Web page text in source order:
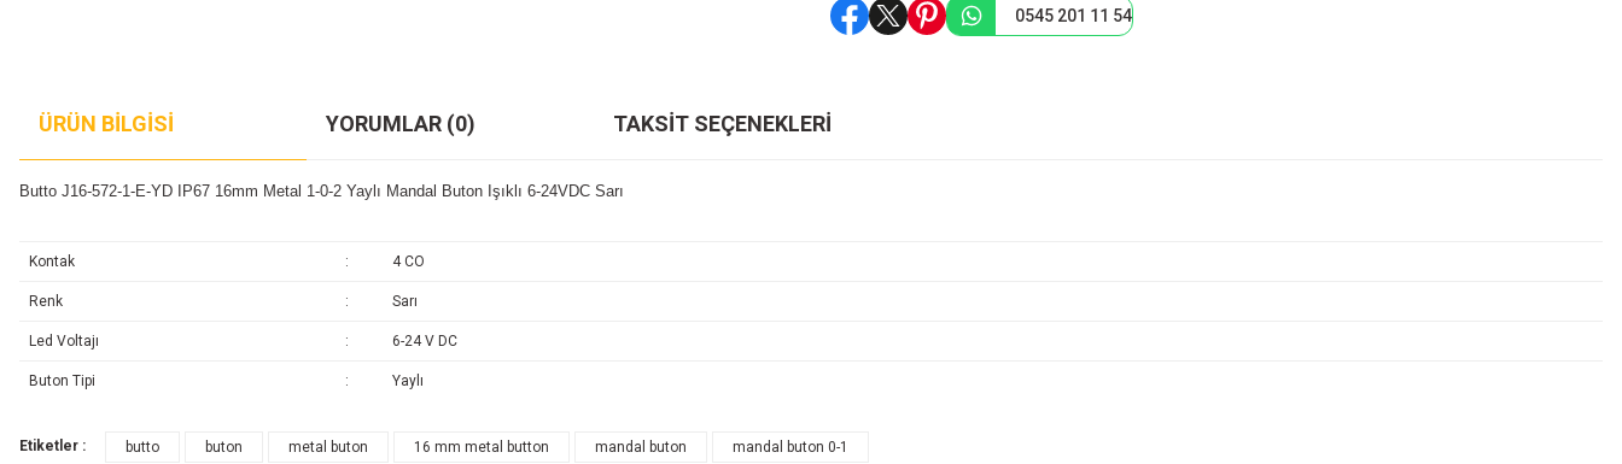
0545 201 11 54
ÜRÜN BILGISI YORUMLAR (0) TAKSIT SEÇENEKLERI
Butto J16-572-1-E-YD IP67 16mm Metal 1-0-2 Yaylı Mandal Buton Işıklı 6-24VDC Sarı
Kontak : 4 CO
Renk : Sarı
Led Voltajı : 6-24 V DC
Buton Tipi : Yaylı
Etiketler : butto buton metal buton 16 mm metal button mandal buton mandal buton 0-1